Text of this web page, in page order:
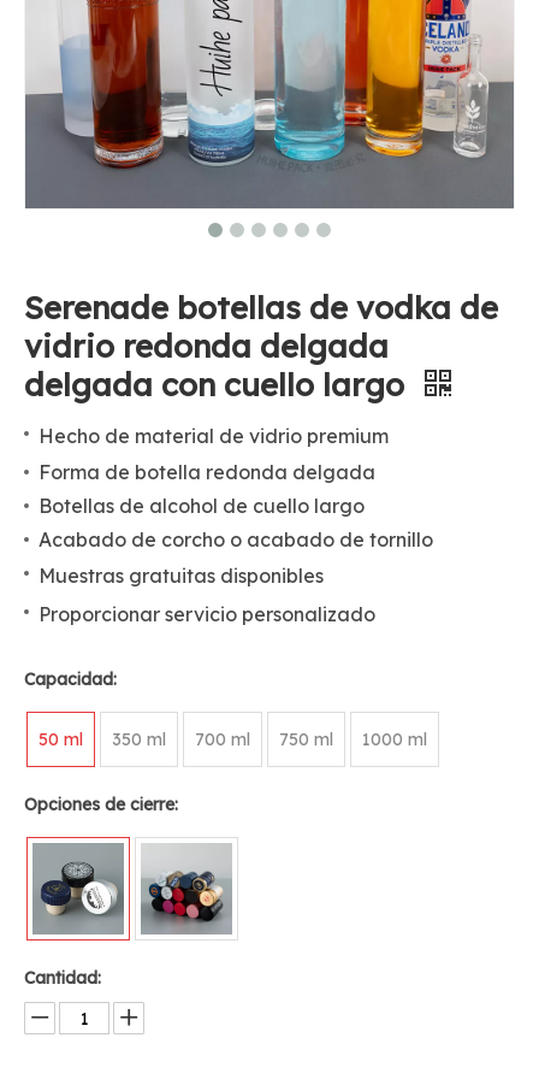
Serenade botellas de vodka de
vidrio redonda delgada
delgada con cuello largo
Hecho de material de vidrio premium
Forma de botella redonda delgada
Botellas de alcohol de cuello largo
Acabado de corcho o acabado de tornillo
Muestras gratuitas disponibles
Proporcionar servicio personalizado
Capacidad:
50 ml 350 ml 700 ml 750 ml 1000 ml
Opciones de cierre:
Cantidad: